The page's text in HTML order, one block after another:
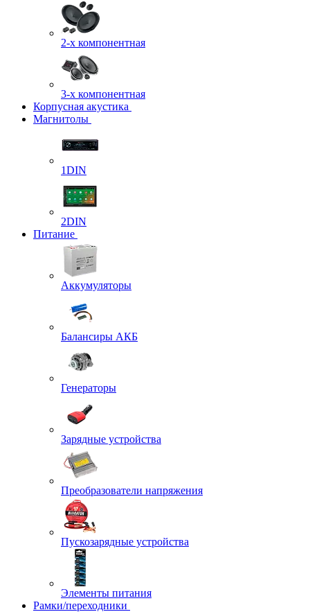
2-х компонентная
3-х компонентная
Корпусная акустика
Магнитолы
1DIN
2DIN
Питание
Аккумуляторы
Балансиры АКБ
Генераторы
Зарядные устройства
Преобразователи напряжения
Пускозарядные устройства
Элементы питания
Рамки/переходники